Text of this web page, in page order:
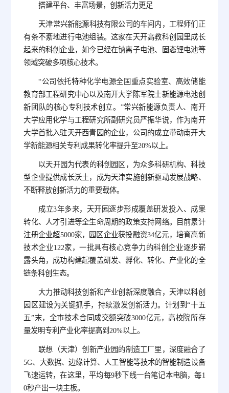
搭建平台、丰富场景，创新活力更足
天津常兴新能源科技有限公司的车间内，工程师们正
有条不紊地进行电池组装。这家在天开高教科创园里成长
起来的科创企业，如今已经在钠离子电池、固态锂电池等
领域突破多项核心技术。
“公司依托特种化学电源全国重点实验室、高效储能
教育部工程研究中心以及南开大学陈军院士新能源电池创
新团队的核心专利技术创立。”常兴新能源负责人、南开
大学应用化学与工程研究所副研究员严振华说，作为南开
大学首批入驻天开西青园的企业，公司的成立带动南开大
学新能源相关专利成果转化率提升至20%以上。
以天开园为代表的科创园区，为众多科研机构、科技
型企业提供成长沃土，成为天津实施创新驱动发展战略、
不断释放创新活力的重要载体。
成立3年多来，天开园逐步形成覆盖研发投入、成果
转化、人才引进等全生命周期的政策支持网络。目前累计
注册企业超5000家，园区企业获投融资34亿元，培育高新
技术企业122家，一批具有核心竞争力的科创企业逐步崭
露头角，成功构建起覆盖研发、孵化、转化、产业化的全
链条科创生态。
大力推动科技创新和产业创新深度融合，天津以科创
园区建设为关键抓手，持续激发创新活力。计划到“十五
五”末，全市技术合同成交额突破3000亿元，高校院所存
量发明专利产业化率提高到20%以上。
联想（天津）创新产业园的制造工厂里，深度融合了
5G、大数据、边缘计算、人工智能等技术的智能制造设备
飞速运转，在这里，平均每9秒下线一台笔记本电脑，每1
0秒产出一块主板。